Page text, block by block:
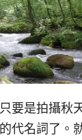
是拍攝秋
代名詞了。